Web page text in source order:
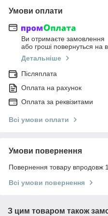
Умови оплати
Ви отримаєте замовлення
або гроші повернуться на
Детальніше
Післяплата
Оплата на рахунок
Оплата за реквізитами
Всі умови оплати
Умови повернення
Повернення товару впродовж
Всі умови повернення
З цим товаром також